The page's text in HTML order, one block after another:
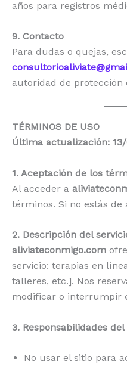
años para registros
9. Contacto
Para dudas o quejas,
autoridad de protección
TÉRMINOS DE USO
Última actualización:
1. Aceptación de los
Al acceder a
términos. Si no estás
2. Descripción del
aliviateconmigo.com
servicio: terapias en
talleres, etc.]. Nos
modificar o interrumpir
3. Responsabilidades
No usar el sitio para